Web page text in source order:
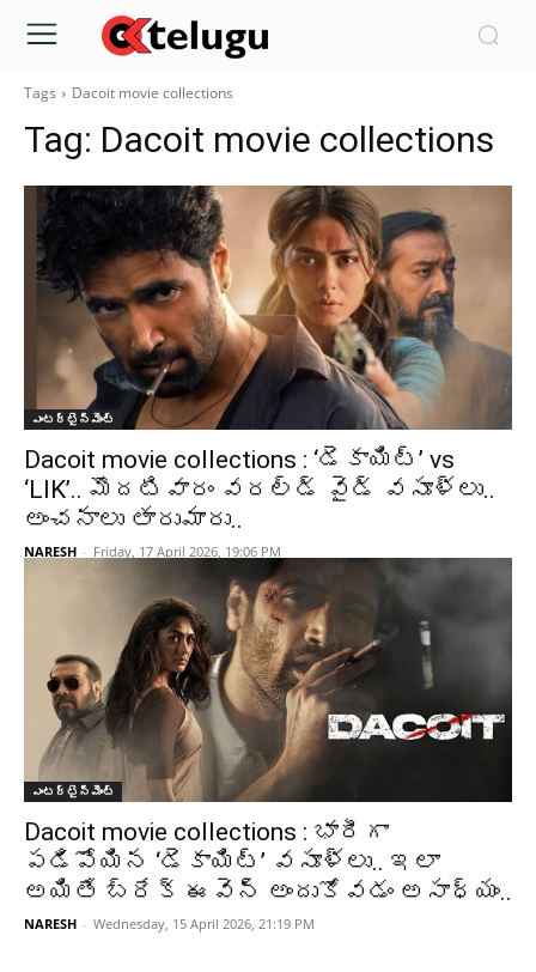
Tags Dacoit movie collections
Tag: Dacoit movie collections
ఎంటర్టైన్మెంట్
Dacoit movie collections : ‘డెకాయిట్’ vs
‘LIK’.. మొదటివారం వరల్డ్ వైడ్ వసూళ్లు..
అంచనాలు తారుమారు..
NARESH - Friday, 17 April 2026, 19:06 PM
ఎంటర్టైన్మెంట్
Dacoit movie collections : భారీగా
పడిపోయిన ‘డెకాయిట్’ వసూళ్లు.. ఇలా
అయితే బ్రేక్ ఈవెన్ అందుకోవడం అసాధ్యం..
NARESH - Wednesday, 15 April 2026, 21:19 PM